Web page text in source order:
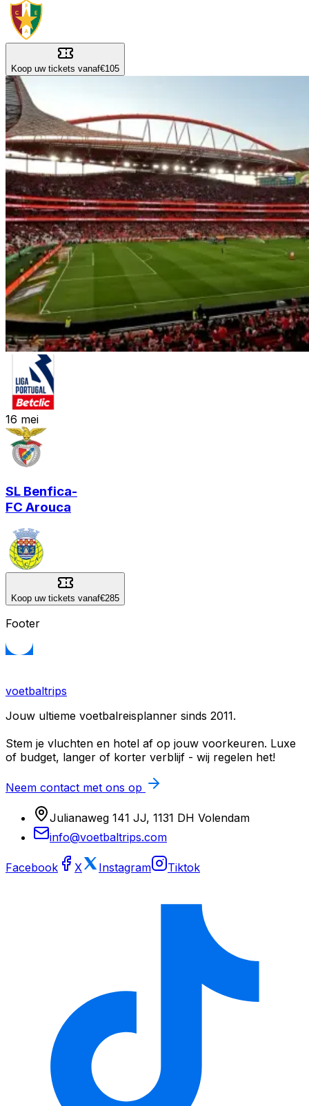
Koop uw tickets vanaf€105
16 mei
SL Benfica-
FC Arouca
Koop uw tickets vanaf€285
Footer
voetbaltrips
Jouw ultieme voetbalreisplanner sinds 2011.
Stem je vluchten en hotel af op jouw voorkeuren. Luxe
of budget, langer of korter verblijf - wij regelen het!
Neem contact met ons op
Julianaweg 141 JJ, 1131 DH Volendam
info@voetbaltrips.com
Facebook X Instagram Tiktok